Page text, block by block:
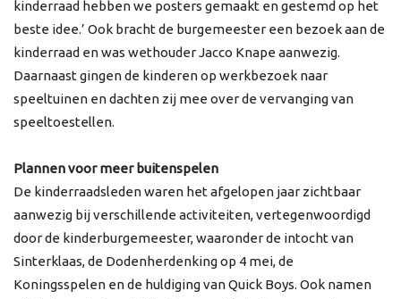
kinderraad hebben we posters gemaakt en gestemd op het
beste idee.’ Ook bracht de burgemeester een bezoek aan de
kinderraad en was wethouder Jacco Knape aanwezig.
Daarnaast gingen de kinderen op werkbezoek naar
speeltuinen en dachten zij mee over de vervanging van
speeltoestellen.
Plannen voor meer buitenspelen
De kinderraadsleden waren het afgelopen jaar zichtbaar
aanwezig bij verschillende activiteiten, vertegenwoordigd
door de kinderburgemeester, waaronder de intocht van
Sinterklaas, de Dodenherdenking op 4 mei, de
Koningsspelen en de huldiging van Quick Boys. Ook namen